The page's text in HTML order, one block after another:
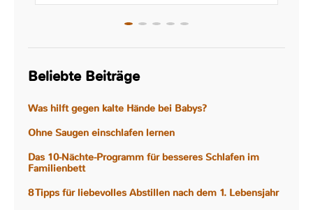
Beliebte Beiträge
Was hilft gegen kalte Hände bei Babys?
Ohne Saugen einschlafen lernen
Das 10-Nächte-Programm für besseres Schlafen im
Familienbett
8 Tipps für liebevolles Abstillen nach dem 1. Lebensjahr